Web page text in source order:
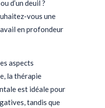
d’un deuil ?
vous une
en profondeur
aspects
la thérapie
est idéale pour
tandis que